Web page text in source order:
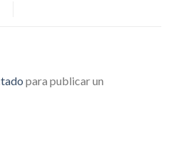
para publicar un